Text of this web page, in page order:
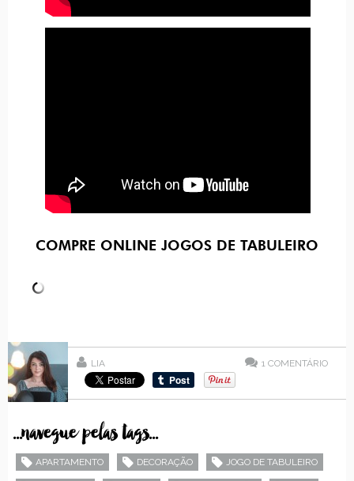
COMPRE ONLINE JOGOS DE TABULEIRO
LIA 1 COMENTÁRIO
...navegue pelas tags...
APARTAMENTO DECORAÇÃO JOGO DE TABULEIRO